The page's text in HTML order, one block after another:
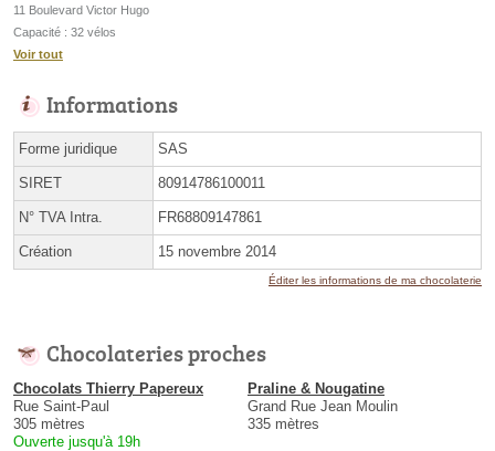
11 Boulevard Victor Hugo
Capacité : 32 vélos
Voir tout
Informations
Forme juridique SAS
SIRET 80914786100011
N° TVA Intra. FR68809147861
Création 15 novembre 2014
Éditer les informations de ma chocolaterie
Chocolateries proches
Chocolats Thierry Papereux
Rue Saint-Paul
305 mètres
Ouverte jusqu'à 19h
Praline & Nougatine
Grand Rue Jean Moulin
335 mètres